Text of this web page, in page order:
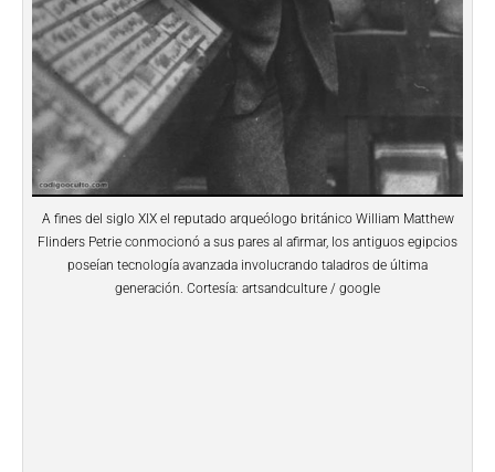
A fines del siglo XIX el reputado arqueólogo británico William Matthew
Flinders Petrie conmocionó a sus pares al afirmar, los antiguos egipcios
poseían tecnología avanzada involucrando taladros de última
generación. Cortesía: artsandculture / google